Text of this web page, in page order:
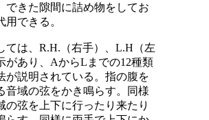
できた隙間に詰め物をしてお
用できる。
ては、R.H. （右手）、 L.H （左
があり、 AからL までの12種類
が説明されている。指の腹を
音域の弦をかき鳴らす。同様
の弦を上下に行ったり来たり